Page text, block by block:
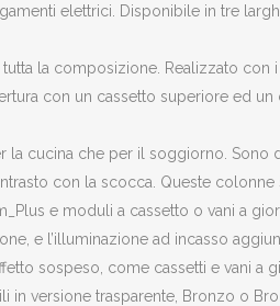
elettrici. Disponibile in tre
la composizione. Realizzato
con un cassetto superiore ed
la cucina che per il soggiorno.
con la scocca. Queste
e moduli a cassetto o vani a
e l’illuminazione ad incasso
sospeso, come cassetti e vani a
versione trasparente, Bronzo o